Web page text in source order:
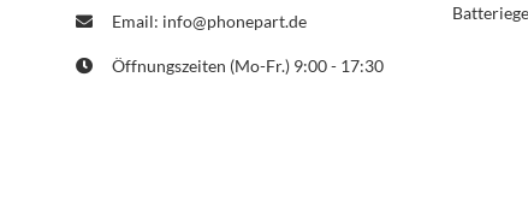
Email: info@phonepart.de
Öffnungszeiten (Mo-Fr.) 9:00 - 17:30